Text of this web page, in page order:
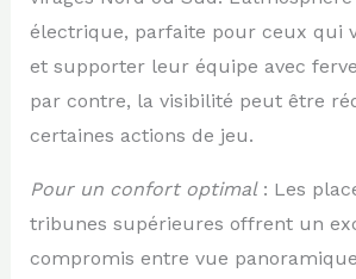
électrique, parfaite pour ceux qui
et supporter leur équipe avec
par contre, la visibilité peut être
certaines actions de jeu.
Pour un confort optimal: Les
tribunes supérieures offrent un
compromis entre vue